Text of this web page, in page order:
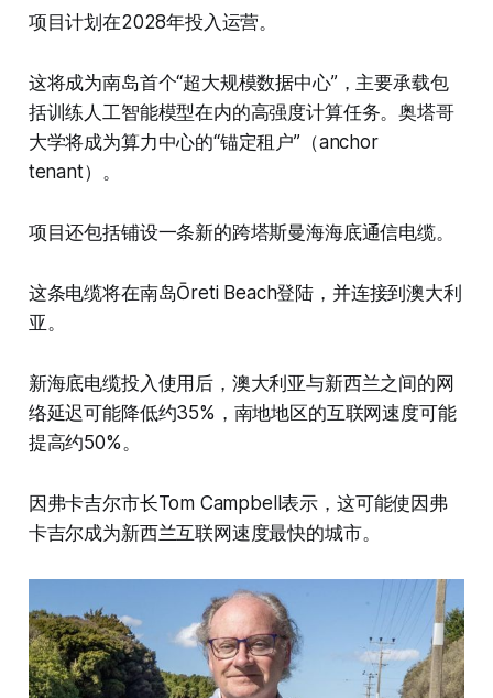
项目计划在2028年投入运营。
这将成为南岛首个“超大规模数据中心”，主要承载包
括训练人工智能模型在内的高强度计算任务。奥塔哥
大学将成为算力中心的“锚定租户”（anchor
tenant）。
项目还包括铺设一条新的跨塔斯曼海海底通信电缆。
这条电缆将在南岛Ōreti Beach登陆，并连接到澳大利
亚。
新海底电缆投入使用后，澳大利亚与新西兰之间的网
络延迟可能降低约35%，南地地区的互联网速度可能
提高约50%。
因弗卡吉尔市长Tom Campbell表示，这可能使因弗
卡吉尔成为新西兰互联网速度最快的城市。